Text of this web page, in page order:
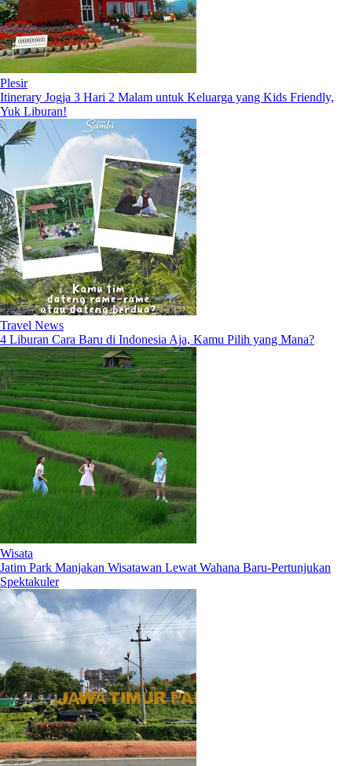
Plesir
Itinerary Jogja 3 Hari 2 Malam untuk Keluarga yang Kids Friendly,
Yuk Liburan!
Travel News
4 Liburan Cara Baru di Indonesia Aja, Kamu Pilih yang Mana?
Wisata
Jatim Park Manjakan Wisatawan Lewat Wahana Baru-Pertunjukan
Spektakuler